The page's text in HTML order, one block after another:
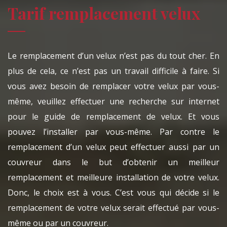
Tarif remplacement velux
Le remplacement d’un velux n’est pas du tout cher. En
plus de cela, ce n’est pas un travail difficile à faire. Si
vous avez besoin de remplacer votre velux par vous-
même, veuillez effectuer une recherche sur internet
pour le guide de remplacement de velux. Et vous
pouvez l’installer par vous-même. Par contre le
remplacement d’un velux peut effectuer aussi par un
couvreur dans le but d’obtenir un meilleur
remplacement et meilleure installation de votre velux.
Donc, le choix est à vous. C’est vous qui décide si le
remplacement de votre velux serait effectué par vous-
même ou par un couvreur.